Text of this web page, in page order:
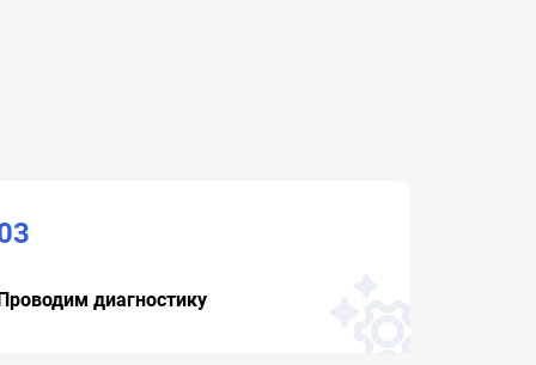
диагностику